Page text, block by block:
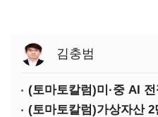
김충범
(토마토칼럼)미·중 AI
(토마토칼럼)가상자산